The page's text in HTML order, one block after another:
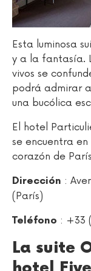
Esta luminosa
y a la fantasía.
vivos se
podrá admirar
una bucólica
El hotel
se encuentra
corazón de
Dirección :
(París)
Teléfono : +33
La suite